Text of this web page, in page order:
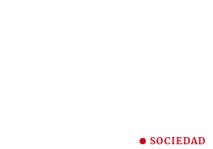
SOCIEDAD